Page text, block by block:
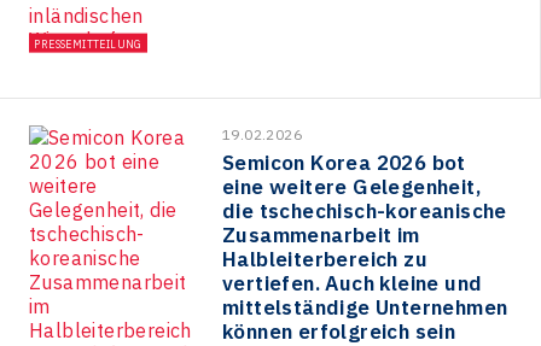
PRESSEMITTEILUNG
19.02.2026
Semicon Korea 2026 bot
eine weitere Gelegenheit,
die tschechisch-koreanische
Zusammenarbeit im
Halbleiterbereich zu
vertiefen. Auch kleine und
mittelständige Unternehmen
können erfolgreich sein